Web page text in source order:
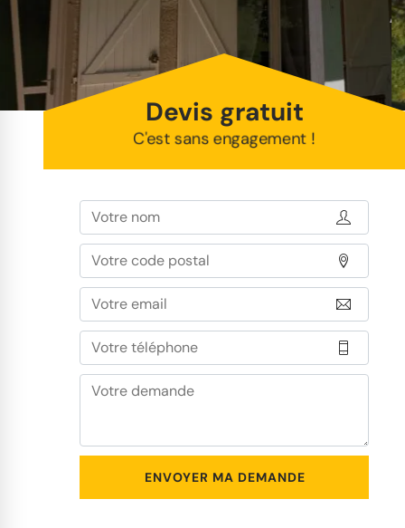
Devis gratuit
C'est sans engagement !